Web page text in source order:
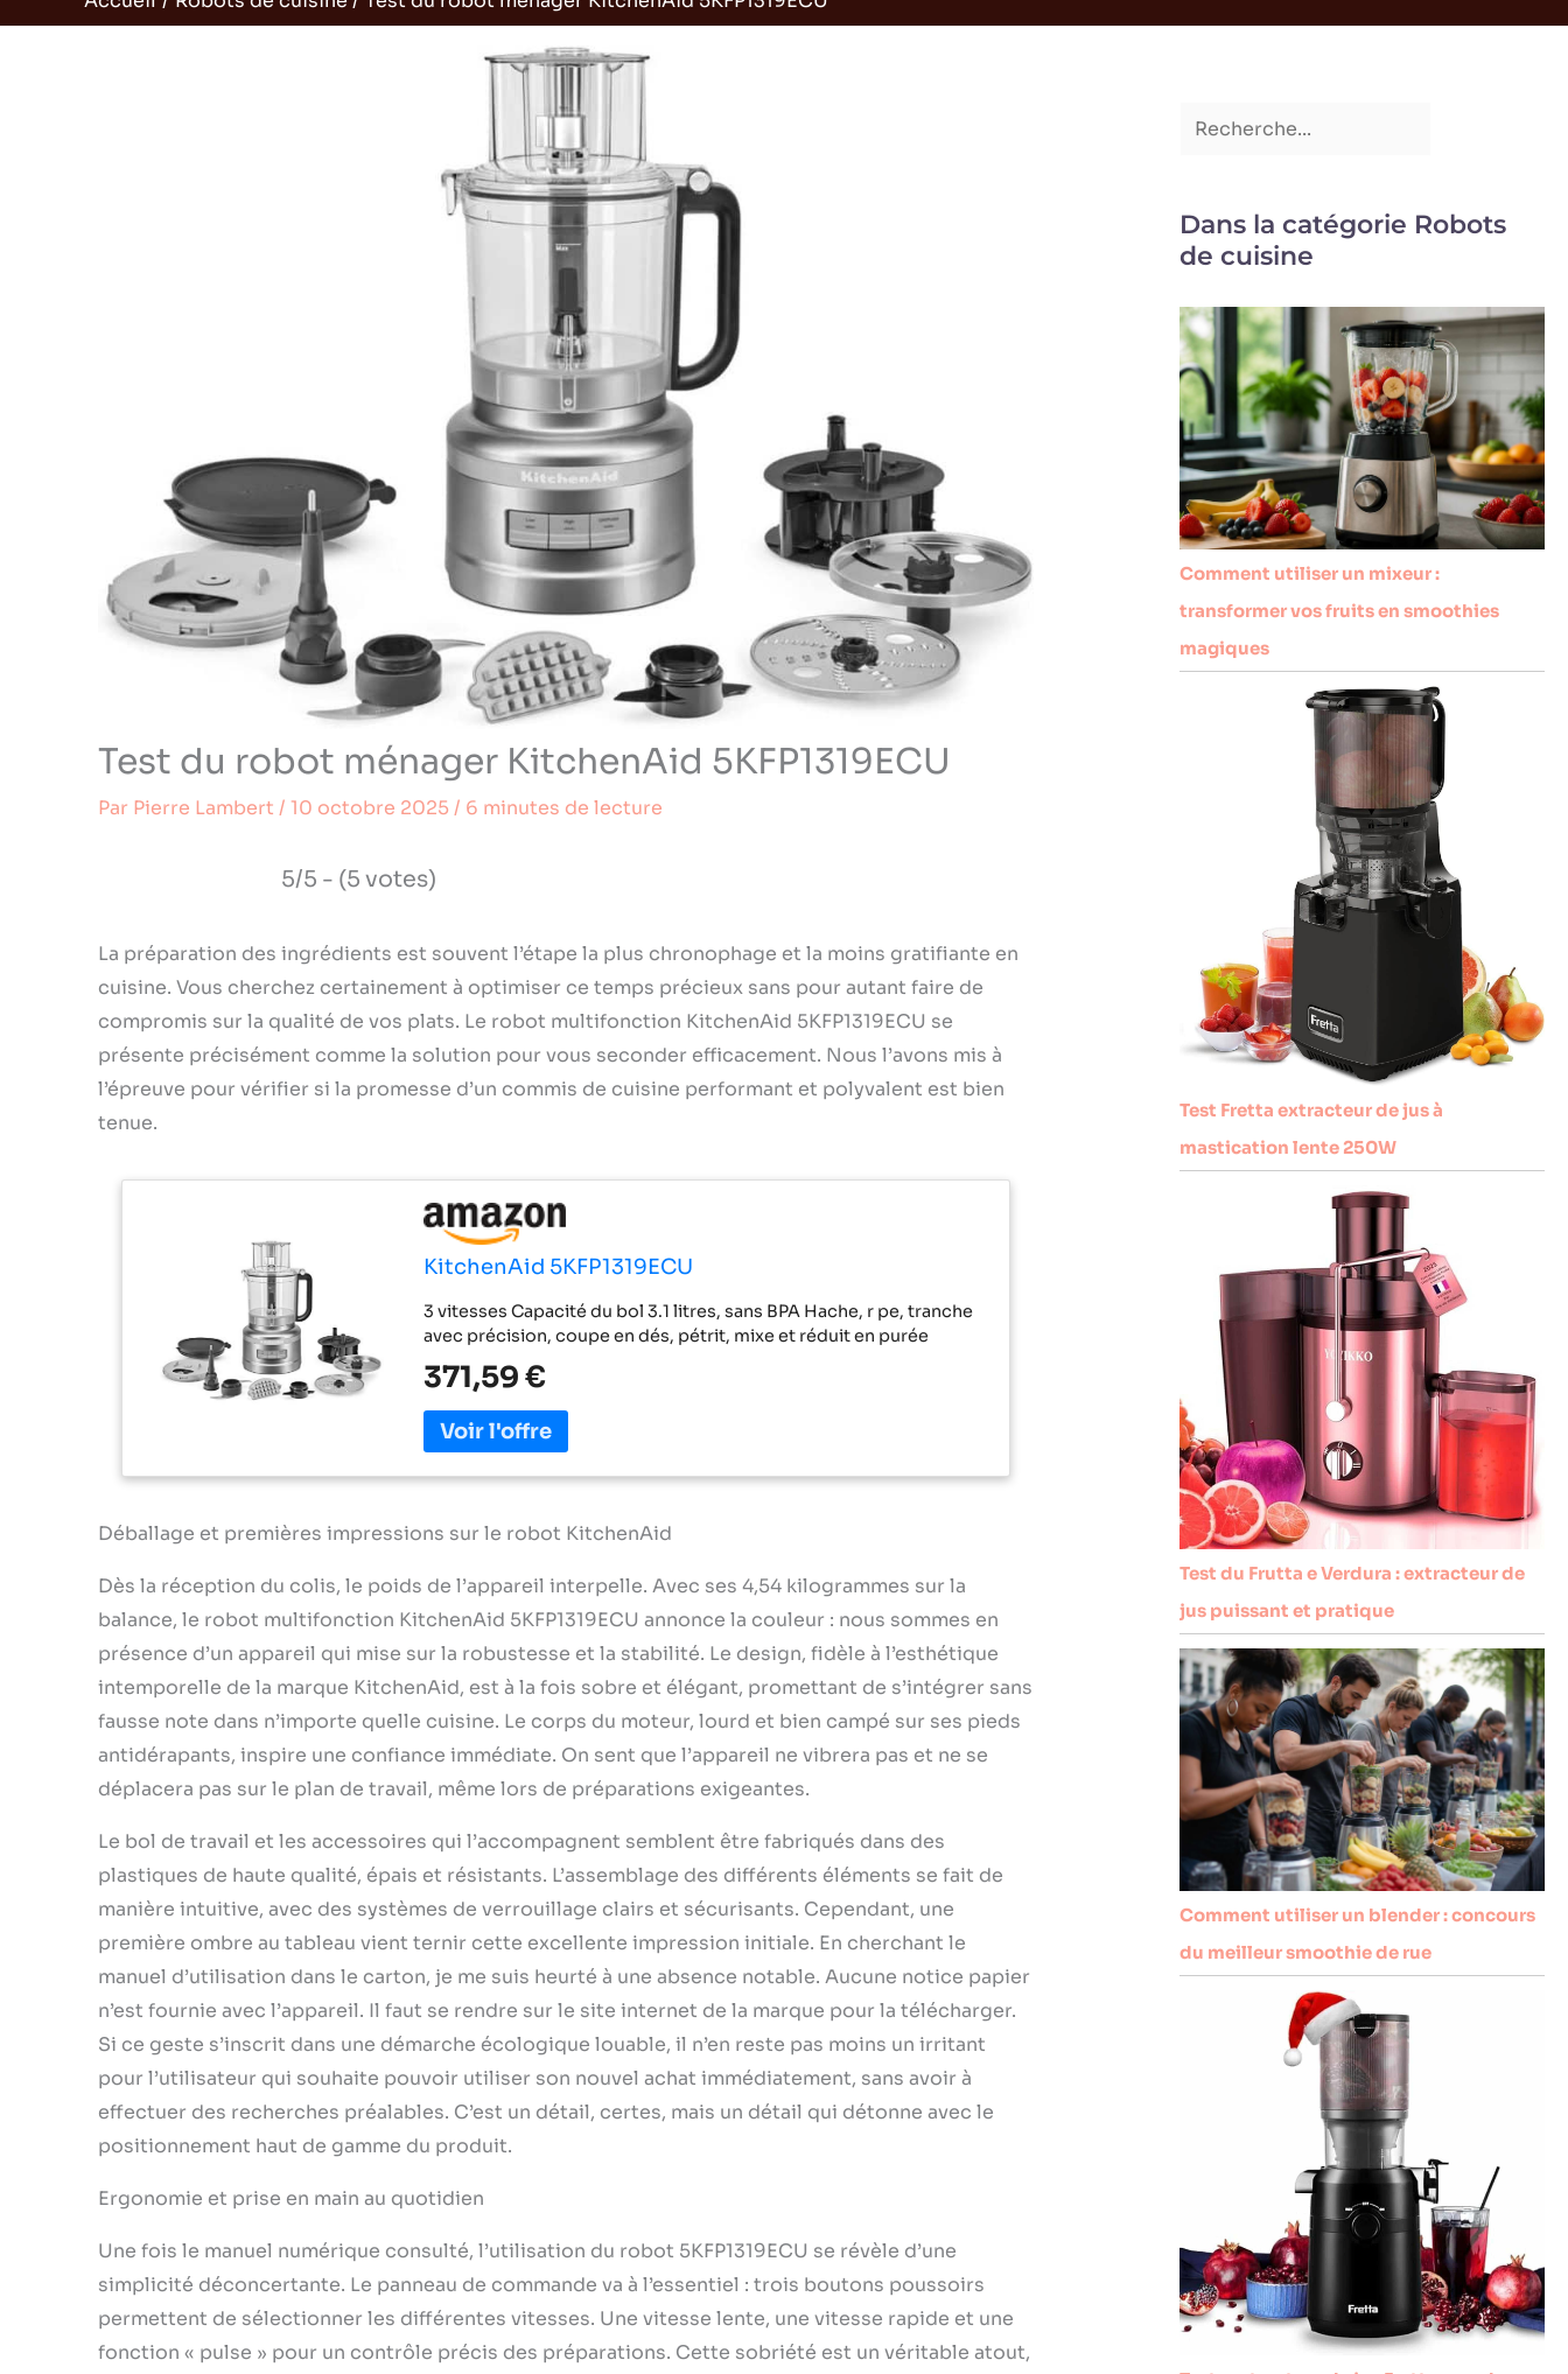
Test du robot ménager KitchenAid 5KFP1319ECU
Par Pierre Lambert / 10 octobre 2025/ 6 minutes de lecture
5/5 - (5 votes)
La préparation des ingrédients est souvent l’étape la plus chronophage et la moins gratifiante en
cuisine. Vous cherchez certainement à optimiser ce temps précieux sans pour autant faire de
compromis sur la qualité de vos plats. Le robot multifonction KitchenAid 5KFP1319ECU se
présente précisément comme la solution pour vous seconder efficacement. Nous l’avons mis à
l’épreuve pour vérifier si la promesse d’un commis de cuisine performant et polyvalent est bien
tenue.
KitchenAid 5KFP1319ECU
3 vitesses Capacité du bol 3.1 litres, sans BPA Hache, r pe, tranche
avec précision, coupe en dés, pétrit, mixe et réduit en purée
371,59 €
Déballage et premières impressions sur le robot KitchenAid
Dès la réception du colis, le poids de l’appareil interpelle. Avec ses 4,54 kilogrammes sur la
balance, le robot multifonction KitchenAid 5KFP1319ECU annonce la couleur : nous sommes en
présence d’un appareil qui mise sur la robustesse et la stabilité. Le design, fidèle à l’esthétique
intemporelle de la marque KitchenAid, est à la fois sobre et élégant, promettant de s’intégrer sans
fausse note dans n’importe quelle cuisine. Le corps du moteur, lourd et bien campé sur ses pieds
antidérapants, inspire une confiance immédiate. On sent que l’appareil ne vibrera pas et ne se
déplacera pas sur le plan de travail, même lors de préparations exigeantes.
Le bol de travail et les accessoires qui l’accompagnent semblent être fabriqués dans des
plastiques de haute qualité, épais et résistants. L’assemblage des différents éléments se fait de
manière intuitive, avec des systèmes de verrouillage clairs et sécurisants. Cependant, une
première ombre au tableau vient ternir cette excellente impression initiale. En cherchant le
manuel d’utilisation dans le carton, je me suis heurté à une absence notable. Aucune notice papier
n’est fournie avec l’appareil. Il faut se rendre sur le site internet de la marque pour la télécharger.
Si ce geste s’inscrit dans une démarche écologique louable, il n’en reste pas moins un irritant
pour l’utilisateur qui souhaite pouvoir utiliser son nouvel achat immédiatement, sans avoir à
effectuer des recherches préalables. C’est un détail, certes, mais un détail qui détonne avec le
positionnement haut de gamme du produit.
Ergonomie et prise en main au quotidien
Une fois le manuel numérique consulté, l’utilisation du robot 5KFP1319ECU se révèle d’une
simplicité déconcertante. Le panneau de commande va à l’essentiel : trois boutons poussoirs
permettent de sélectionner les différentes vitesses. Une vitesse lente, une vitesse rapide et une
fonction « pulse » pour un contrôle précis des préparations. Cette sobriété est un véritable atout,
Dans la catégorie Robots
de cuisine
Comment utiliser un mixeur :
transformer vos fruits en smoothies
magiques
Test Fretta extracteur de jus à
mastication lente 250W
Test du Frutta e Verdura : extracteur de
jus puissant et pratique
Comment utiliser un blender : concours
du meilleur smoothie de rue